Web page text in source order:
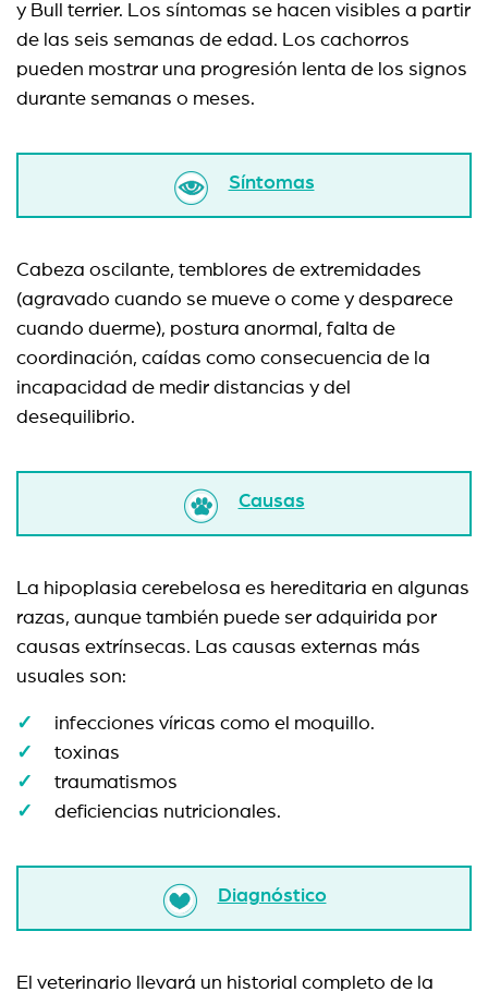
y Bull terrier. Los síntomas se hacen visibles a partir
de las seis semanas de edad. Los cachorros
pueden mostrar una progresión lenta de los signos
durante semanas o meses.
Síntomas
Cabeza oscilante, temblores de extremidades
(agravado cuando se mueve o come y desparece
cuando duerme), postura anormal, falta de
coordinación, caídas como consecuencia de la
incapacidad de medir distancias y del
desequilibrio.
Causas
La hipoplasia cerebelosa es hereditaria en algunas
razas, aunque también puede ser adquirida por
causas extrínsecas. Las causas externas más
usuales son:
infecciones víricas como el moquillo.
toxinas
traumatismos
deficiencias nutricionales.
Diagnóstico
El veterinario llevará un historial completo de la